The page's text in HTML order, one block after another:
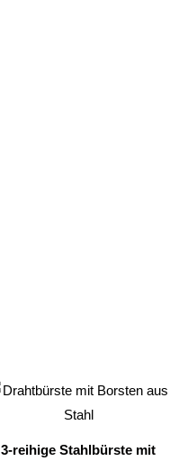
3-reihige Stahlbürste mit